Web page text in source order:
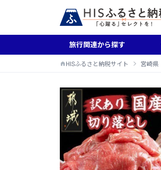
旅行関連から探す
HISふるさと納税サイト 宮崎県